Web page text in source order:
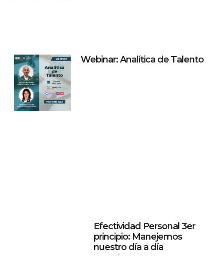
Webinar: Analítica de Talento
Efectividad Personal 3er
principio: Manejemos
nuestro día a día